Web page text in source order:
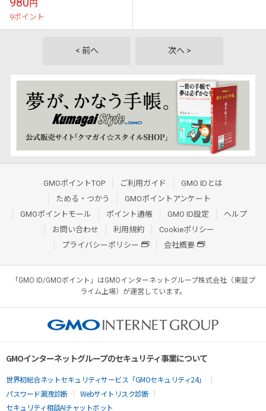
円
9ポイント
< 前へ 次へ >
GMOポイントTOP ご利用ガイド
GMO IDとは
ためる・つかう
GMOポイントアンケート
GMOポイントモール
ポイント通帳 GMO ID設定
ヘルプ
お問い合わせ
利用規約
Cookieポリシー
プライバシーポリシー
会社概要
「GMO ID/GMOポイント」はGMOインターネットグループ株式会社（東証プ
ライム上場）が運営しています。
GMOインターネットグループのセキュリティ事業について
世界初総合ネットセキュリティサービス「GMOセキュリティ24」
パスワード漏洩診断
Webサイトリスク診断
セキュリティ相談AIチャットボット